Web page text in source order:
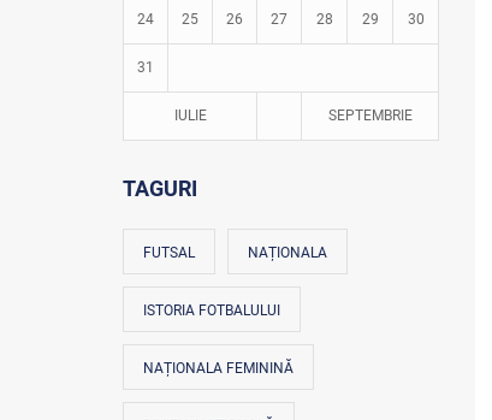
24 25 26 27 28 29 30
31
IULIE SEPTEMBRIE
TAGURI
FUTSAL NAȚIONALA
ISTORIA FOTBALULUI
NAȚIONALA FEMININĂ